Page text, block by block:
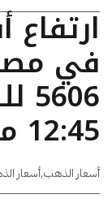
12:45 مساءًا
أسعار الذهب,أسعار